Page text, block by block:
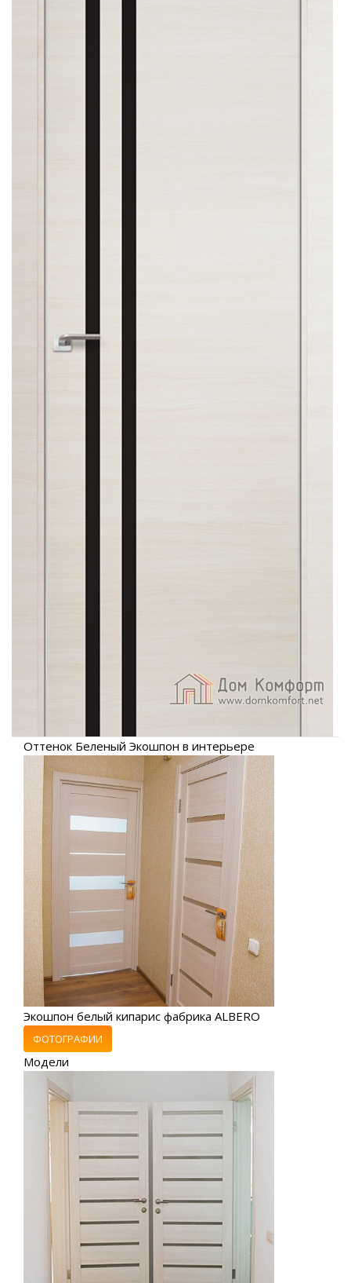
Оттенок Беленый Экошпон в интерьере
Экошпон белый кипарис фабрика ALBERO
ФОТОГРАФИИ
Модели